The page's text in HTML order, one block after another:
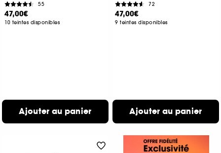
55
47,00€
10 teintes disponibles
Ajouter au panier
72
47,00€
9 teintes disponibles
Ajouter au panier